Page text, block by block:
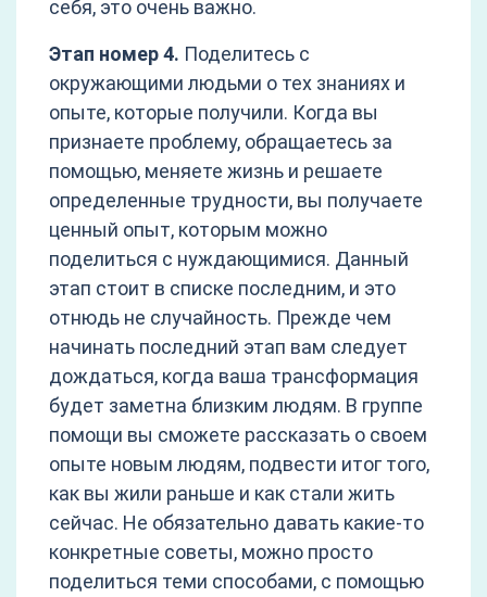
себя, это очень важно.
Этап номер 4. Поделитесь с
окружающими людьми о тех знаниях и
опыте, которые получили. Когда вы
признаете проблему, обращаетесь за
помощью, меняете жизнь и решаете
определенные трудности, вы получаете
ценный опыт, которым можно
поделиться с нуждающимися. Данный
этап стоит в списке последним, и это
отнюдь не случайность. Прежде чем
начинать последний этап вам следует
дождаться, когда ваша трансформация
будет заметна близким людям. В группе
помощи вы сможете рассказать о своем
опыте новым людям, подвести итог того,
как вы жили раньше и как стали жить
сейчас. Не обязательно давать какие-то
конкретные советы, можно просто
поделиться теми способами, с помощью